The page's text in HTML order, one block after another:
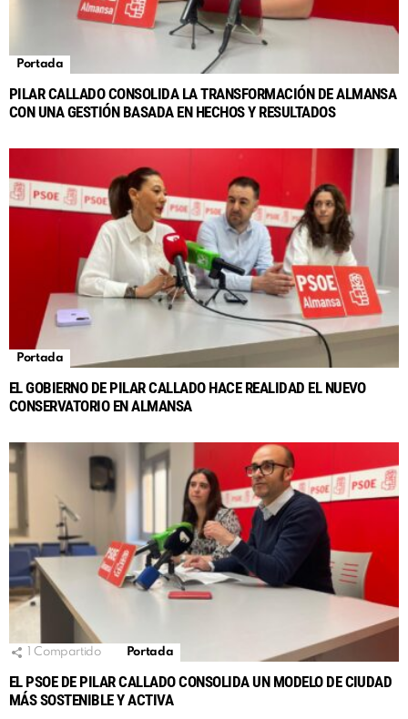
Portada
PILAR CALLADO CONSOLIDA LA TRANSFORMACIÓN DE ALMANSA
CON UNA GESTIÓN BASADA EN HECHOS Y RESULTADOS
Portada
EL GOBIERNO DE PILAR CALLADO HACE REALIDAD EL NUEVO
CONSERVATORIO EN ALMANSA
Compartido Portada
EL PSOE DE PILAR CALLADO CONSOLIDA UN MODELO DE CIUDAD
MÁS SOSTENIBLE Y ACTIVA